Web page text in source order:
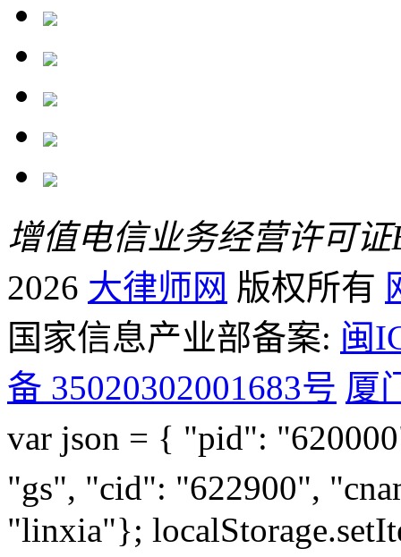
增值电信业务经营许可证
2026 大律师网 版权所有
国家信息产业部备案: 闽
备 35020302001683号 厦
var json = { "pid":
"gs", "cid": "622900",
"linxia"};